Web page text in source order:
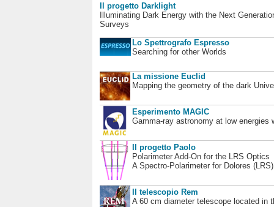
Il progetto Darklight
Illuminating Dark Energy with the Next
Surveys
Lo Spettrografo Espresso
Searching for other Worlds
La missione Euclid
Mapping the geometry of the dark
Esperimento MAGIC
Gamma-ray astronomy at low energies
Il progetto Paolo
Polarimeter Add-On for the LRS Optics
A Spectro-Polarimeter for Dolores
Il telescopio Rem
A 60 cm diameter telescope located in